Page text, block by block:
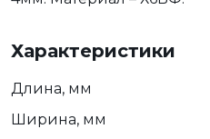
Характеристики
Длина, мм
Ширина, мм